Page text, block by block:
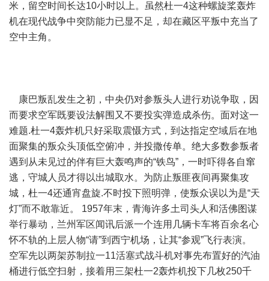
米，留空时间长达10小时以上。虽然杜一4这种螺旋桨轰炸
机在现代战争中突防能力已显不足，却在藏区平叛中充当了
空中主角。
康巴叛乱发生之初，中央仍对参叛头人进行劝说争取，因
而要求空军既要设法解围又不要投实弹造成杀伤。面对这一
难题.杜一4轰炸机只好采取震慑方式，到达指定空域后在地
面聚集的叛众头顶低空俯冲，并投撒传单。绝大多数参叛者
遇到从未见过的伴有巨大轰鸣声的“铁鸟”，一时吓得各自窜
逃，守城人员才得以出城取水。为防止叛匪夜间再聚集攻
城，杜一4还通宵盘旋.不时投下照明弹，使叛众误以为是“天
灯”而不敢靠近。 1957年末，青海许多土司头人和活佛图谋
举行暴动，兰州军区闻讯后派一个连用几辆卡车将百余名心
怀不轨的上层人物“请”到西宁机场，让其“参观”飞行表演。
空军先以两架苏制拉一11活塞式战斗机对事先布置好的汽油
桶进行低空扫射，接着用三架杜一2轰炸机投下几枚250千